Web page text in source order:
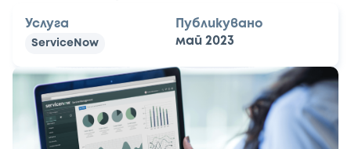
Услуга
ServiceNow
Публикувано
май 2023